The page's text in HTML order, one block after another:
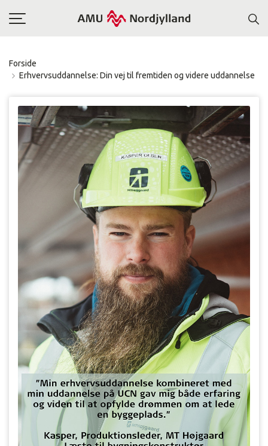
Toggle
Forside
Erhvervsuddannelse: Din vej til fremtiden og videre uddannelse